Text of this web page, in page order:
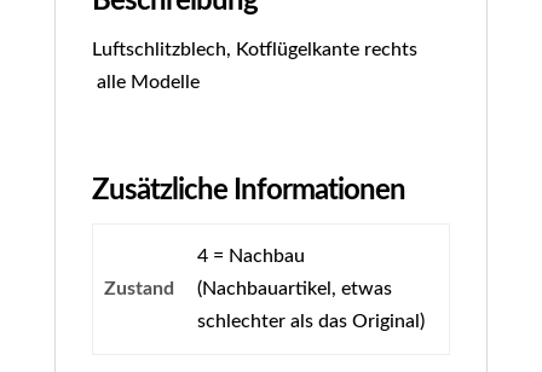
Luftschlitzblech, Kotflügelkante rechts
alle Modelle
Zusätzliche Informationen
Zustand
4 = Nachbau
(Nachbauartikel, etwas
schlechter als das Original)